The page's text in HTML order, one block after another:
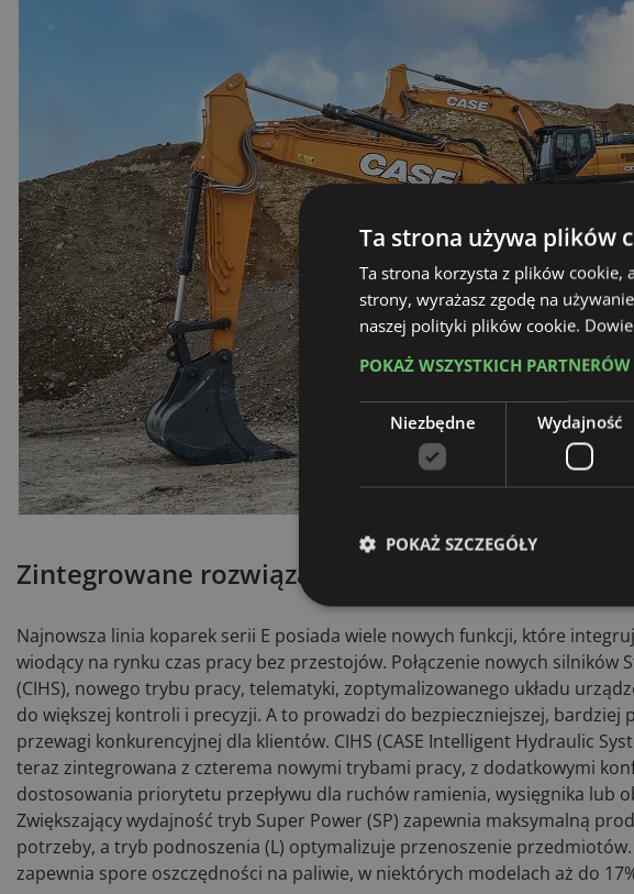
Zintegrowane rozwiązania
Najnowsza linia koparek serii E posiada wiele nowych funkcji, które
wiodący na rynku czas pracy bez przestojów. Połączenie nowych silników
(CIHS), nowego trybu pracy, telematyki, zoptymalizowanego układu
do większej kontroli i precyzji. A to prowadzi do bezpieczniejszej,
przewagi konkurencyjnej dla klientów. CIHS (CASE Intelligent Hydraulic
teraz zintegrowana z czterema nowymi trybami pracy, z dodatkowymi
dostosowania priorytetu przepływu dla ruchów ramienia, wysięgnika lub
Zwiększający wydajność tryb Super Power (SP) zapewnia maksymalną
potrzeby, a tryb podnoszenia (L) optymalizuje przenoszenie przedmiotów.
zapewnia spore oszczędności na paliwie, w niektórych modelach aż do
Ta strona używa plików
Ta strona korzysta z plików cookie,
strony, wyrażasz zgodę na
naszej polityki plików cookie.
POKAŻ WSZYSTKICH PARTNERÓW
Niezbędne Wydajność
POKAŻ SZCZEGÓŁY